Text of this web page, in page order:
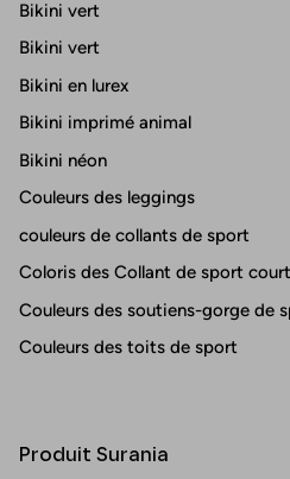
Bikini vert
Bikini vert
Bikini en lurex
Bikini imprimé animal
Bikini néon
Couleurs des leggings
couleurs de collants de sport
Coloris des Collant de sport
Couleurs des soutiens-gorge de
Couleurs des toits de sport
Produit Surania